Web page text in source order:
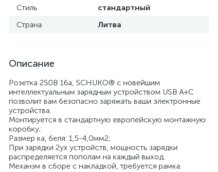
Стиль
стандартный
Страна
Литва
Описание
Розетка 250В 16а, SCHUKO® с новейшим
интеллектуальным зарядным устройством USB A+C
позволит вам безопасно заряжать ваши электронные
устройства.
Монтируется в стандартную европейскую монтажную
коробку;
Размер ка, беля: 1,5-4,0мм2;
При зарядки 2ух устройств, мощность зарядки
распределяется пополам на каждый выход.
Механзм в сборе с накладкой, требуется рамка.